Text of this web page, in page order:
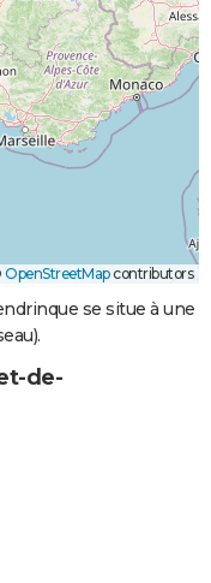
OpenStreetMapcontributors
se situe à une
de-